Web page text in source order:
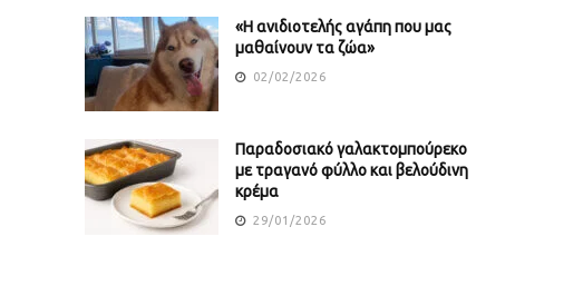
«Η ανιδιοτελής αγάπη που μας
μαθαίνουν τα ζώα»
02/02/2026
Παραδοσιακό γαλακτομπούρεκο
με τραγανό φύλλο και βελούδινη
κρέμα
29/01/2026